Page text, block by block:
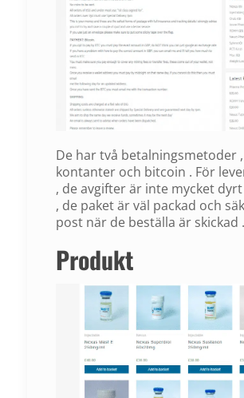
De hartvå betalningsmetoder ,
kontanter och bitcoin . För
, deavgifterär inte mycket dyrt
, de paketärväl packad och
post när de beställa är skickad .
Produkt